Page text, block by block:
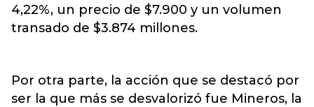
4,22%, un precio de $7.900 y un volumen
transado de $3.874 millones.
Por otra parte, la acción que se destacó por
ser la que más se desvalorizó fue Mineros, la